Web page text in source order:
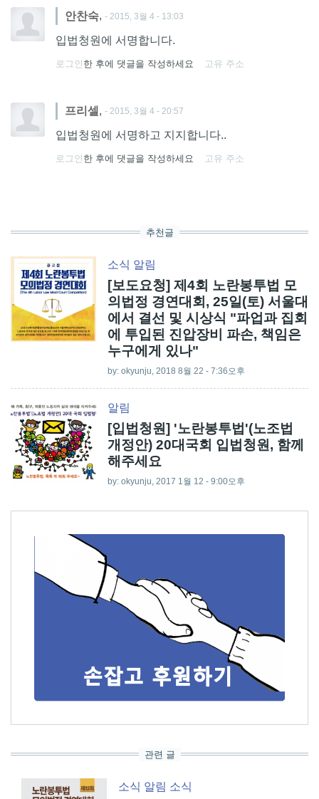
안찬숙, - 2015, 3월 4 - 13:03
입법청원에 서명합니다.
로그인 한 후에 댓글을 작성하세요 고유 주소
프리셀 , - 2015, 3월 4 - 20:57
입법청원에 서명하고 지지합니다..
로그인 한 후에 댓글을 작성하세요 고유 주소
추천글
소식 알림
[보도요청] 제4회 노란봉투법 모
의법정 경연대회, 25일(토) 서울대
에서 결선 및 시상식 "파업과 집회
에 투입된 진압장비 파손, 책임은
누구에게 있나"
by: okyunju, 2018 8월 22 - 7:36오후
알림
[입법청원] '노란봉투법'(노조법
개정안) 20대국회 입법청원, 함께
해주세요
by: okyunju, 2017 1월 12 - 9:00오후
관련 글
소식 알림 소식